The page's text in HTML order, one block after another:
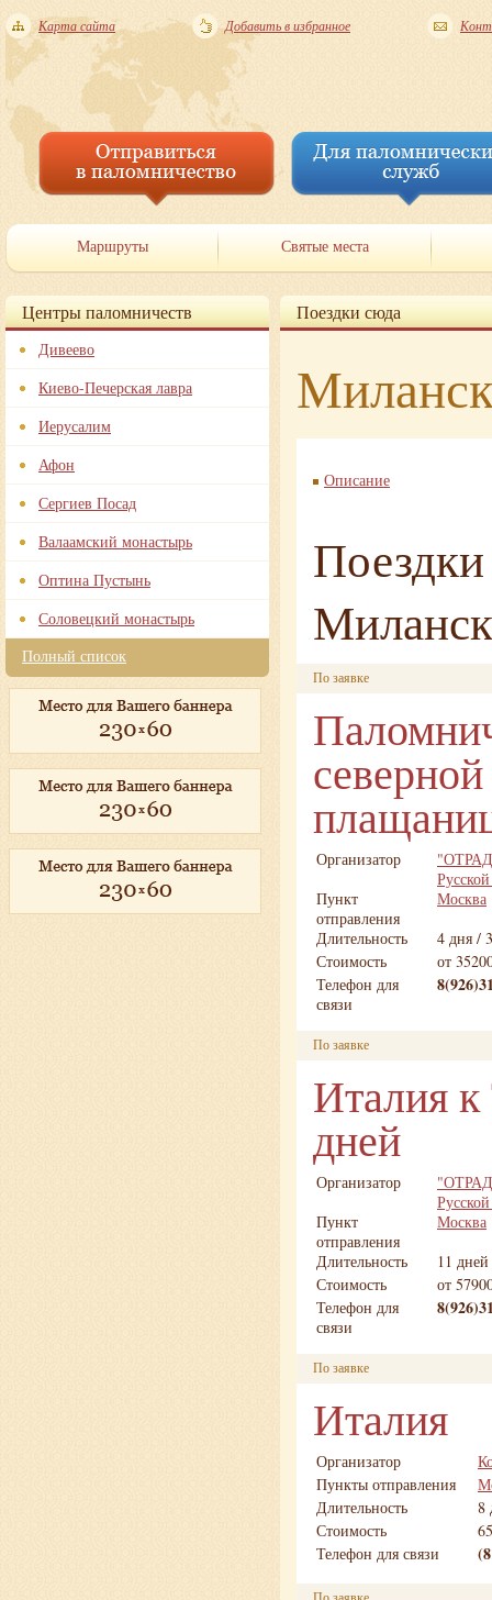
Карта сайта Добавить в избранное
Маршруты Святые места
Центры паломничеств
Дивеево
Киево-Печерская лавра
Иерусалим
Афон
Сергиев Посад
Валаамский монастырь
Оптина Пустынь
Соловецкий монастырь
Полный список
Поездки сюда
Описание
По заявке
Организатор
Пункт
отправления
Москва
Длительность
4 дня /
Стоимость
от
Телефон для
связи
По заявке
Италия
дней
Организатор
Пункт
отправления
Москва
Длительность
11
Стоимость
от
Телефон для
связи
По заявке
Италия
Организатор
Пункты отправления
Длительность
8
Стоимость
Телефон для связи